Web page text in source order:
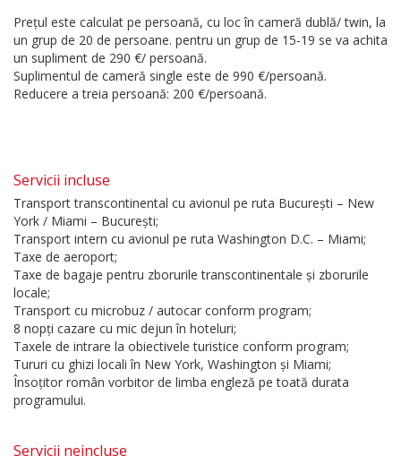
Prețul este calculat pe persoană, cu loc în cameră dublă/ twin, la
un grup de 20 de persoane. pentru un grup de 15-19 se va achita
un supliment de 290 €/ persoană.
Suplimentul de cameră single este de 990 €/persoană.
Reducere a treia persoană: 200 €/persoană.
Servicii incluse
Transport transcontinental cu avionul pe ruta București – New
York / Miami – București;
Transport intern cu avionul pe ruta Washington D.C. – Miami;
Taxe de aeroport;
Taxe de bagaje pentru zborurile transcontinentale și zborurile
locale;
Transport cu microbuz / autocar conform program;
8 nopți cazare cu mic dejun în hoteluri;
Taxele de intrare la obiectivele turistice conform program;
Tururi cu ghizi locali în New York, Washington și Miami;
Însoțitor român vorbitor de limba engleză pe toată durata
programului.
Servicii neincluse